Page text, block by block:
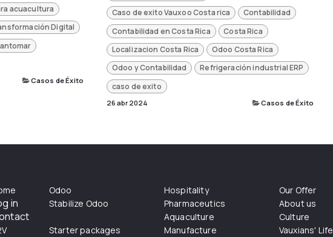
acuacultura
Digital
Casos de Éxito
Caso de exito Vauxoo Costa rica
Contabilidad
Contabilidad en Costa Rica
Costa Rica
Localizacion Costa Rica
Odoo Costa Rica
Odoo y Contabilidad
Refrigeración industrial ERP
caso de exito
26 abr 2024 Casos de Éxito
in
Odoo
Stabilize Odoo
Starter packages
Hospitality
Pharmaceutics
Aquaculture
Manufacture
Our Offer
About us
Culture
Vauxians' Life